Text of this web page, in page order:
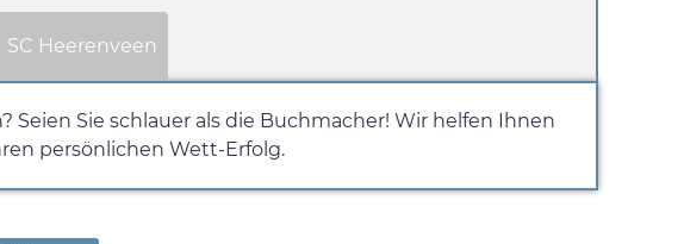
SC Heerenveen
Sie schlauer als die Buchmacher! Wir helfen Ihnen
persönlichen Wett-Erfolg.